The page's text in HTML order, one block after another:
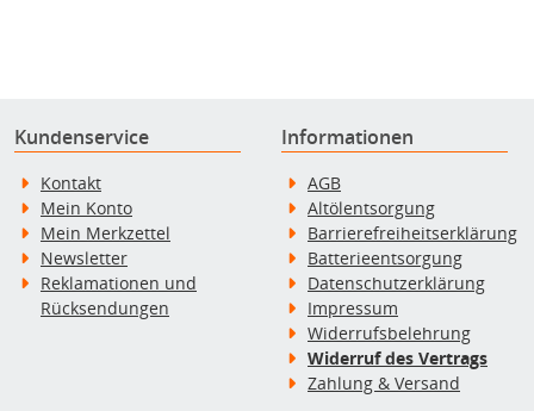
Kundenservice
Kontakt
Mein Konto
Mein Merkzettel
Newsletter
Reklamationen und
Rücksendungen
Informationen
AGB
Altölentsorgung
Barrierefreiheitserklärung
Batterieentsorgung
Datenschutzerklärung
Impressum
Widerrufsbelehrung
Widerruf des Vertrags
Zahlung & Versand